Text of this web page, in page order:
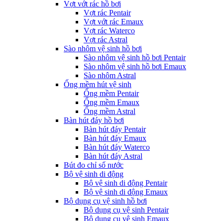
Vợt vớt rác hồ bơi
Vợt rác Pentair
Vợt vớt rác Emaux
Vợt rác Waterco
Vợt rác Astral
Sào nhôm vệ sinh hồ bơi
Sào nhôm vệ sinh hồ bơi Pentair
Sào nhôm vệ sinh hồ bơi Emaux
Sào nhôm Astral
Ống mềm hút vệ sinh
Ống mềm Pentair
Ống mềm Emaux
Ống mềm Astral
Bàn hút đáy hồ bơi
Bàn hút đáy Pentair
Bàn hút đáy Emaux
Bàn hút đáy Waterco
Bàn hút đáy Astral
Bút đo chỉ số nước
Bộ vệ sinh di động
Bộ vệ sinh di động Pentair
Bộ vệ sinh di động Emaux
Bộ dụng cụ vệ sinh hồ bơi
Bộ dụng cụ vệ sinh Pentair
Bộ dụng cụ vệ sinh Emaux